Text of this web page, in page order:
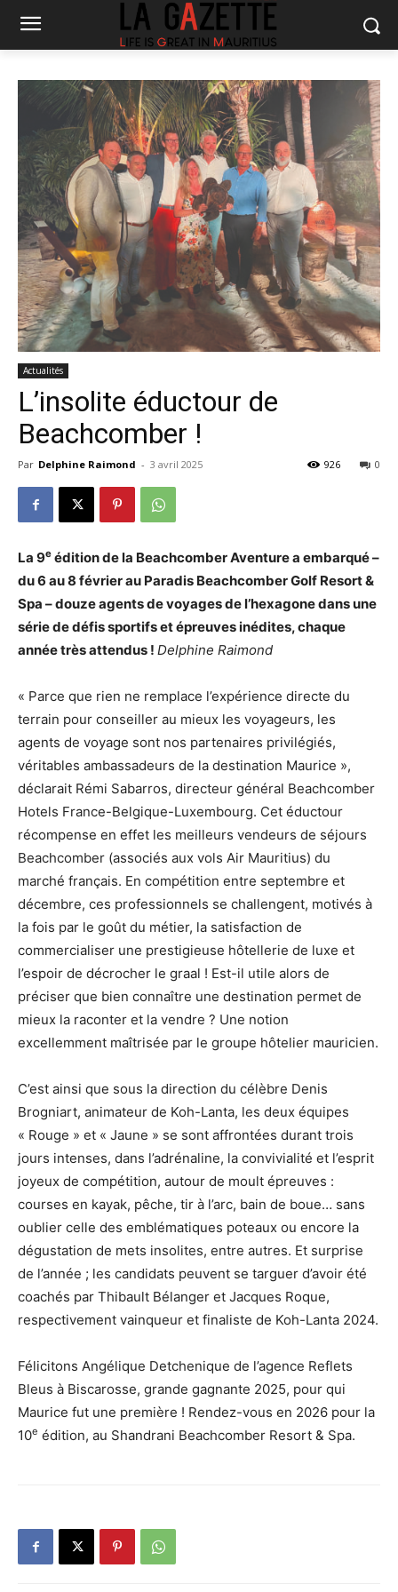
Actualités
L’insolite éductour de
Beachcomber !
Par Delphine Raimond - 3 avril 2025 0
926
La 9e édition de la Beachcomber Aventure a embarqué –
du 6 au 8 février au Paradis Beachcomber Golf Resort &
Spa – douze agents de voyages de l’hexagone dans une
série de défis sportifs et épreuves inédites, chaque
année très attendus ! Delphine Raimond
« Parce que rien ne remplace l’expérience directe du
terrain pour conseiller au mieux les voyageurs, les
agents de voyage sont nos partenaires privilégiés,
véritables ambassadeurs de la destination Maurice »,
déclarait Rémi Sabarros, directeur général Beachcomber
Hotels France-Belgique-Luxembourg. Cet éductour
récompense en effet les meilleurs vendeurs de séjours
Beachcomber (associés aux vols Air Mauritius) du
marché français. En compétition entre septembre et
décembre, ces professionnels se challengent, motivés à
la fois par le goût du métier, la satisfaction de
commercialiser une prestigieuse hôtellerie de luxe et
l’espoir de décrocher le graal ! Est-il utile alors de
préciser que bien connaître une destination permet de
mieux la raconter et la vendre ? Une notion
excellemment maîtrisée par le groupe hôtelier mauricien.
C’est ainsi que sous la direction du célèbre Denis
Brogniart, animateur de Koh-Lanta, les deux équipes
« Rouge » et « Jaune » se sont affrontées durant trois
jours intenses, dans l’adrénaline, la convivialité et l’esprit
joyeux de compétition, autour de moult épreuves :
courses en kayak, pêche, tir à l’arc, bain de boue… sans
oublier celle des emblématiques poteaux ou encore la
dégustation de mets insolites, entre autres. Et surprise
de l’année ; les candidats peuvent se targuer d’avoir été
coachés par Thibault Bélanger et Jacques Roque,
respectivement vainqueur et finaliste de Koh-Lanta 2024.
Félicitons Angélique Detchenique de l’agence Reflets
Bleus à Biscarosse, grande gagnante 2025, pour qui
Maurice fut une première ! Rendez-vous en 2026 pour la
10e édition, au Shandrani Beachcomber Resort & Spa.